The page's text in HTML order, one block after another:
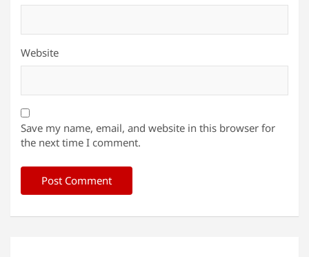
Website
Save my name, email, and website in this browser for
the next time I comment.